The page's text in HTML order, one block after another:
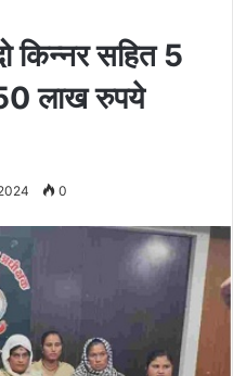
किन्नर सहित 5
लाख रुपये
0